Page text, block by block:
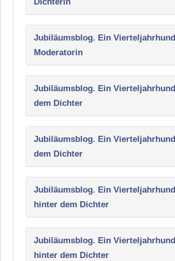
Dichterin
Jubiläumsblog. Ein
Moderatorin
Jubiläumsblog. Ein
dem Dichter
Jubiläumsblog. Ein
dem Dichter
Jubiläumsblog. Ein
hinter dem Dichter
Jubiläumsblog. Ein
hinter dem Dichter